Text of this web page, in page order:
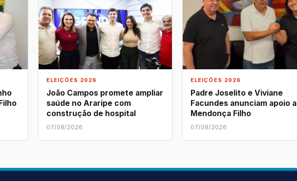
ELEIÇÕES 2026
João Campos promete ampliar
saúde no Araripe com
construção de hospital
07/08/2026
ELEIÇÕES 2026
Padre Joselito e Viviane
Facundes anunciam apoio a
Mendonça Filho
07/08/2026